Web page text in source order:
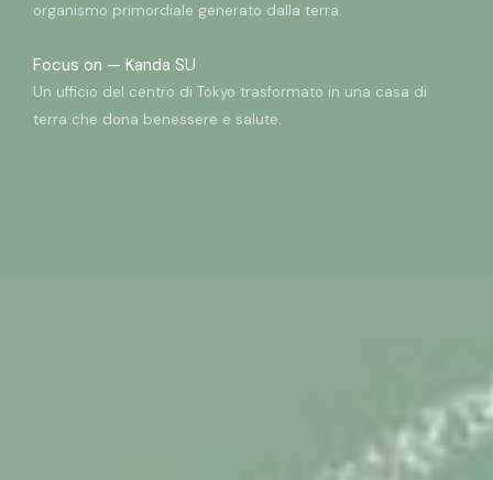
organismo primordiale generato dalla terra.
Focus on — Kanda SU
Un ufficio del centro di Tokyo trasformato in una casa di
terra che dona benessere e salute.